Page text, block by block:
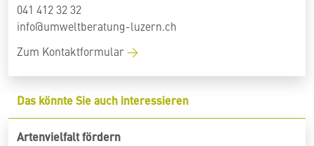
041 412 32 32
info@umweltberatung-luzern.ch
Zum Kontaktformular
Das könnte Sie auch interessieren
Artenvielfalt fördern